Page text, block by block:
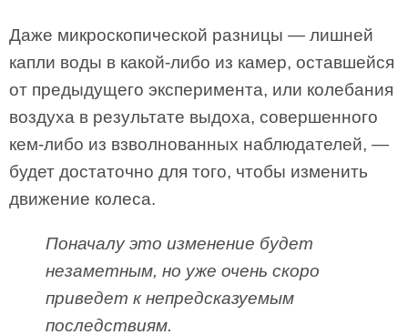
Даже микроскопической разницы — лишней
капли воды в какой-либо из камер, оставшейся
от предыдущего эксперимента, или колебания
воздуха в результате выдоха, совершенного
кем-либо из взволнованных наблюдателей, —
будет достаточно для того, чтобы изменить
движение колеса.
Поначалу это изменение будет
незаметным, но уже очень скоро
приведет к непредсказуемым
последствиям.